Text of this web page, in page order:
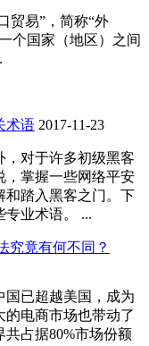
贸易”，简称“外
个国家（地区）之间
术语 2017-11-23
，对于许多初级黑客
，掌握一些网络平安
和踏入黑客之门。下
专业术语。 ...
究竟有何不同？
已超越美国，成为
电商市场也带动了
占据80%市场份额